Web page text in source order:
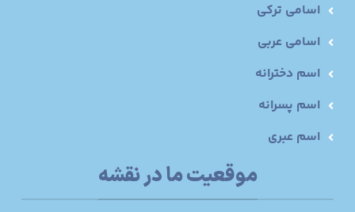
اسامی ترکی
اسامی عربی
اسم دخترانه
اسم پسرانه
اسم عبری
موقعیت ما در نقشه